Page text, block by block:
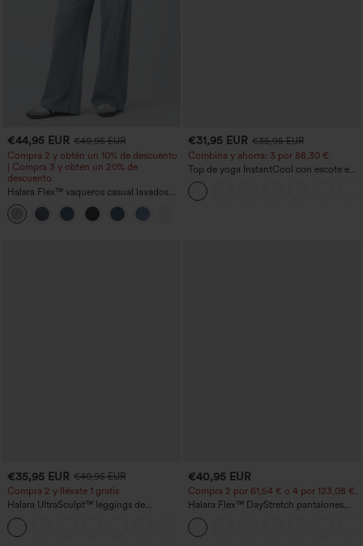
€44,95 EUR €49,95 EUR
Compra 2 y obtén un 10% de descuento
| Compra 3 y obtén un 20% de
descuento
Halara Flex™ vaqueros casual lavados
asimétricos de tiro bajo con bolsillos
con cremallera, corte baggy y pierna
ancha
€31,95 EUR €35,95 EUR
Combina y ahorra: 3 por 88,30 €
Top de yoga InstantCool con escote en
U y bajo curvado - UPF50+
€35,95 EUR €40,95 EUR
Compra 2 y llévate 1 gratis
Halara UltraSculpt™ leggings de
entrenamiento moldeadores de talle alto
con fruncido trasero que realza los
glúteos, control de abdomen y bolsillos
€40,95 EUR
Compra 2 por 61,54 € o 4 por 123,08 €.
Halara Flex™ DayStretch pantalones
acampanados de trabajo de tiro medio
con bolsillo lateral con cremallera